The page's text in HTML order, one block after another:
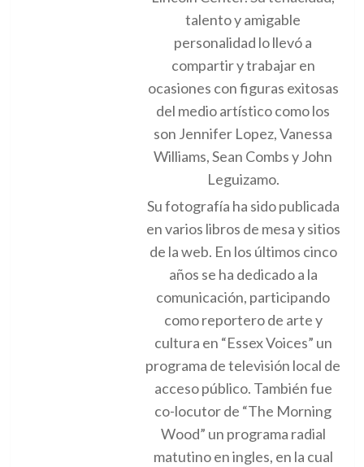
talento y amigable
personalidad lo llevó a
compartir y trabajar en
ocasiones con figuras exitosas
del medio artístico como los
son Jennifer Lopez, Vanessa
Williams, Sean Combs y John
Leguizamo.
Su fotografía ha sido publicada
en varios libros de mesa y sitios
de la web. En los últimos cinco
años se ha dedicado a la
comunicación, participando
como reportero de arte y
cultura en “Essex Voices” un
programa de televisión local de
acceso público. También fue
co-locutor de “The Morning
Wood” un programa radial
matutino en ingles, en la cual